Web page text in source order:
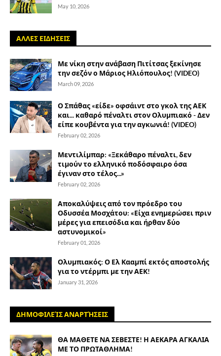
May 10, 2026
ΑΛΛΕΣ ΕΙΔΗΣΕΙΣ
Με νίκη στην ανάβαση Πιτίτσας ξεκίνησε
την σεζόν ο Μάριος Ηλιόπουλος! (VIDEO)
March 09, 2026
Ο Σπάθας «είδε» οφσάιντ στο γκολ της ΑΕΚ
και... καθαρό πέναλτι στον Ολυμπιακό - Δεν
είπε κουβέντα για την αγκωνιά! (VIDEO)
February 02, 2026
Μεντιλίμπαρ: «Ξεκάθαρο πέναλτι, δεν
τιμούν το ελληνικό ποδόσφαιρο όσα
έγιναν στο τέλος...»
February 02, 2026
Αποκαλύψεις από τον πρόεδρο του
Οδυσσέα Μοσχάτου: «Είχα ενημερώσει πριν
μέρες για επεισόδια και ήρθαν δύο
αστυνομικοί»
February 01, 2026
Ολυμπιακός: Ο Ελ Κααμπί εκτός αποστολής
για το ντέρμπι με την ΑΕΚ!
January 31, 2026
ΔΗΜΟΦΙΛΕΊΣ ΑΝΑΡΤΉΣΕΙΣ
ΘΑ ΜΑΘΕΤΕ ΝΑ ΣΕΒΕΣΤΕ! Η ΑΕΚΑΡΑ ΑΓΚΑΛΙΑ
ΜΕ ΤΟ ΠΡΩΤΑΘΛΗΜΑ!